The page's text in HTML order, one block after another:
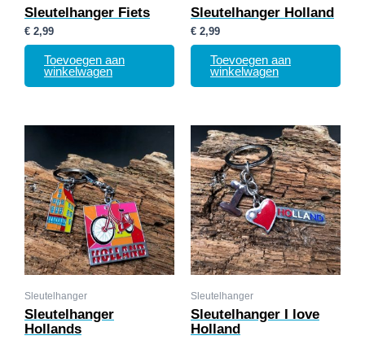
Sleutelhanger Fiets
€ 2,99
Toevoegen aan
winkelwagen
Sleutelhanger Holland
€ 2,99
Toevoegen aan
winkelwagen
Sleutelhanger
Sleutelhanger
Hollands
Sleutelhanger
Sleutelhanger I love
Holland